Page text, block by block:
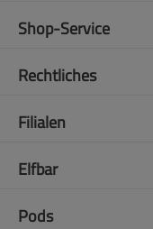
Shop-Service
Rechtliches
Filialen
Elfbar
Pods